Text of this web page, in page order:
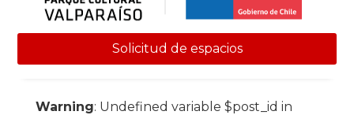
Solicitud de espacios
Warning: Undefined variable $post_id in